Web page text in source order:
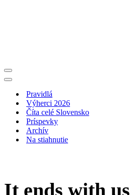
Menu
navigácie
Menu
navigáciePravidlá
Výherci 2026
Číta celé Slovensko
Príspevky
Archív
Na stiahnutie
It ends with us